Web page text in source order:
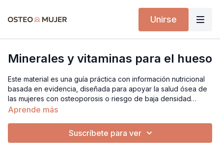
Unirse
Minerales y vitaminas para el hueso
Este material es una guía práctica con información nutricional
basada en evidencia, diseñada para apoyar la salud ósea de
las mujeres con osteoporosis o riesgo de baja densidad
mineral. Incluye explicaciones claras sobre los minerales,
mantenimiento y la pérdida del tejido óseo, junto con sus
fuentes alimentarias recomendadas. Es un recurso educativo
Aprende más
Suscríbete para ver